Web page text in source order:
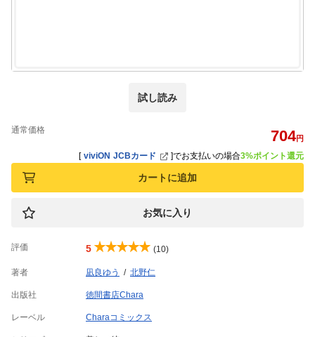
試し読み
通常価格 704円
[ viviON JCBカード ]でお支払いの場合3%ポイント還元
カートに追加
お気に入り
評価 5 (10)
著者 凪良ゆう 北野仁
出版社 徳間書店Chara
レーベル Charaコミックス